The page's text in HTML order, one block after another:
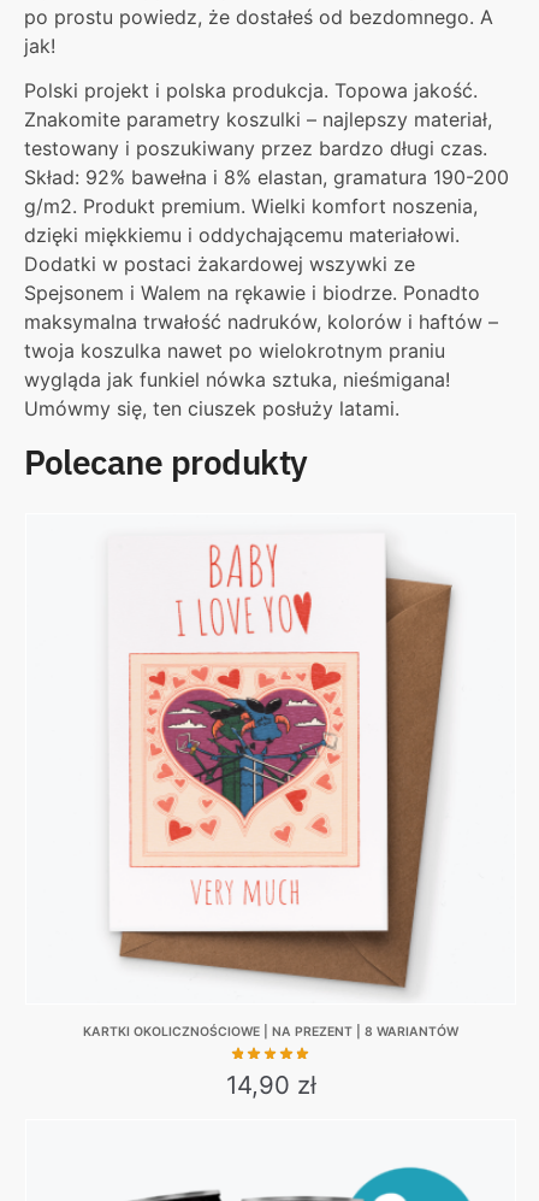
po prostu powiedz, że dostałeś od bezdomnego. A
jak!
Polski projekt i polska produkcja. Topowa jakość.
Znakomite parametry koszulki – najlepszy materiał,
testowany i poszukiwany przez bardzo długi czas.
Skład: 92% bawełna i 8% elastan, gramatura 190-200
g/m2. Produkt premium. Wielki komfort noszenia,
dzięki miękkiemu i oddychającemu materiałowi.
Dodatki w postaci żakardowej wszywki ze
Spejsonem i Walem na rękawie i biodrze. Ponadto
maksymalna trwałość nadruków, kolorów i haftów –
twoja koszulka nawet po wielokrotnym praniu
wygląda jak funkiel nówka sztuka, nieśmigana!
Umówmy się, ten ciuszek posłuży latami.
Polecane produkty
KARTKI OKOLICZNOŚCIOWE | NA PREZENT | 8 WARIANTÓW
14,90 zł